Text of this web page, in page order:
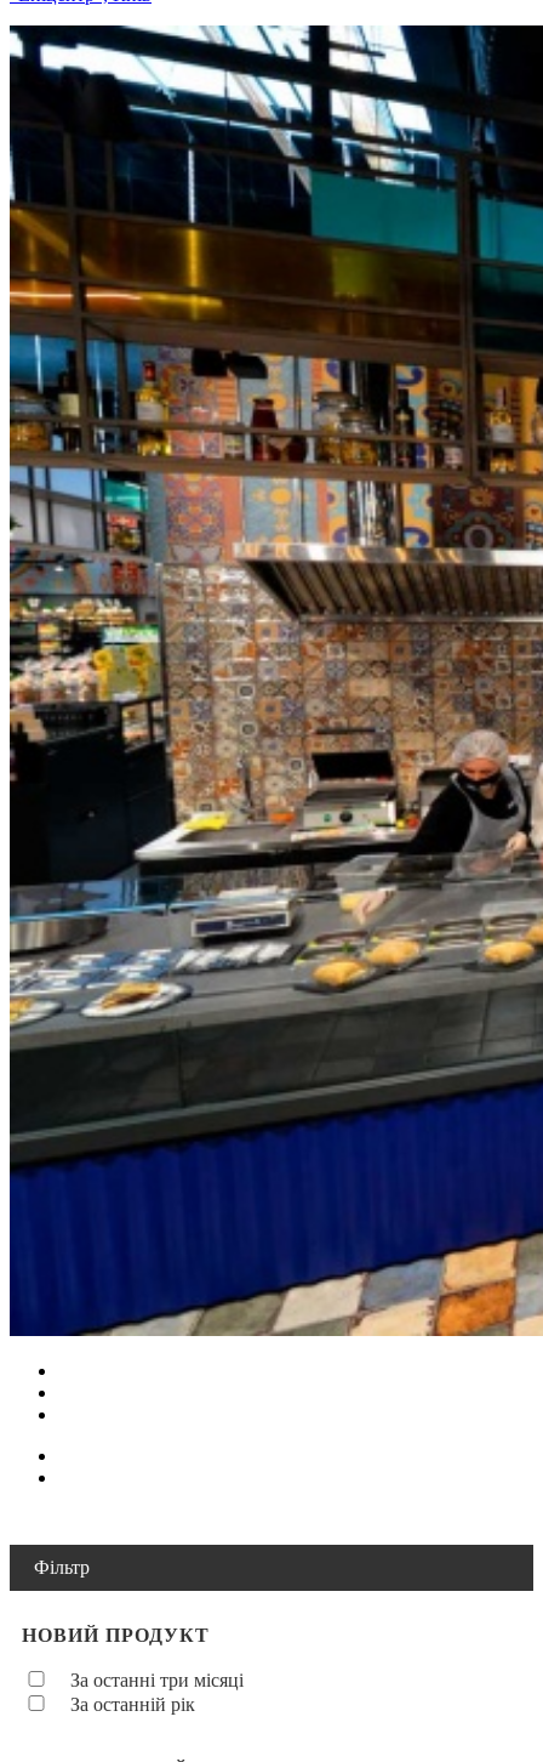
Фільтр
НОВИЙ ПРОДУКТ
За останні три місяці
За останній рік